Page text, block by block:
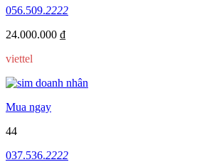
056.509.2222
24.000.000 ₫
viettel
Mua ngay
44
037.536.2222